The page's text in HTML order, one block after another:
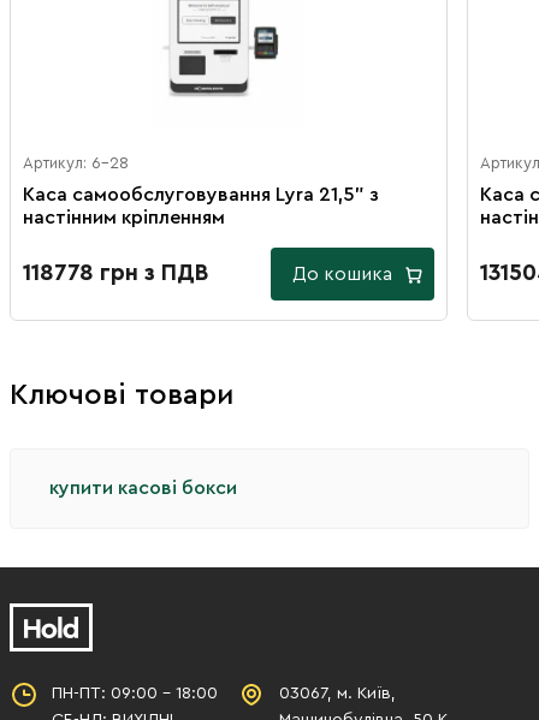
Артикул: 6-28
Каса самообслуговування Lyra 21,5" з
настінним кріпленням
118778 грн з ПДВ До кошика
Каса
Ключові товари
купити касові бокси
ПН-ПТ: 09:00 - 18:00
03067, м. Київ,